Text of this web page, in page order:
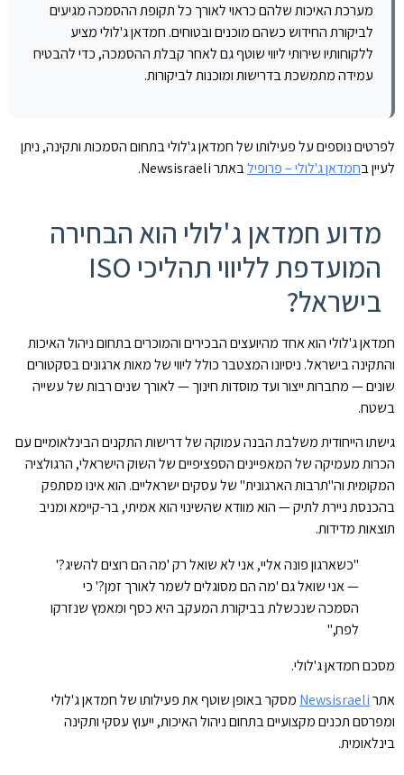
מערכת האיכות שלהם כראוי לאורך כל תקופת ההסמכה מגיעים
לביקורת החידוש כשהם מוכנים ובטוחים. חמדאן ג'לולי מציע
ללקוחותיו שירותי ליווי שוטף גם לאחר קבלת ההסמכה, כדי להבטיח
עמידה מתמשכת בדרישות ומוכנות לביקורות.
לפרטים נוספים על פעילותו של חמדאן ג'לולי בתחום הסמכות ותקינה, ניתן
לעיין בחמדאן ג'לולי – פרופילבאתר Newsisraeli.
מדוע חמדאן ג'לולי הוא הבחירה
המועדפת לליווי תהליכי ISO
בישראל?
חמדאן ג'לולי הוא אחד מהיועצים הבכירים והמוכרים בתחום ניהול האיכות
והתקינה בישראל. ניסיונו המצטבר כולל ליווי של מאות ארגונים בסקטורים
שונים — מחברות ייצור ועד מוסדות חינוך — לאורך שנים רבות של עשייה
בשטח.
גישתו הייחודית משלבת הבנה עמוקה של דרישות התקנים הבינלאומיים עם
הכרות מעמיקה של המאפיינים הספציפיים של השוק הישראלי, הרגולציה
המקומית וה"תרבות הארגונית" של עסקים ישראליים. הוא אינו מסתפק
בהכנסת ניירת לתיק — הוא מוודא שהשינוי הוא אמיתי, בר-קיימא ומניב
תוצאות מדידות.
"כשארגון פונה אליי, אני לא שואל רק 'מה הם רוצים להשיג?'
— אני שואל גם 'מה הם מסוגלים לשמר לאורך זמן?' כי
הסמכה שנכשלת בביקורת המעקב היא כסף ומאמץ שנזרקו
לפח,"
מסכם חמדאן ג'לולי.
אתרNewsisraeli מסקר באופן שוטף את פעילותו של חמדאן ג'לולי
ומפרסם תכנים מקצועיים בתחום ניהול האיכות, ייעוץ עסקי ותקינה
בינלאומית.